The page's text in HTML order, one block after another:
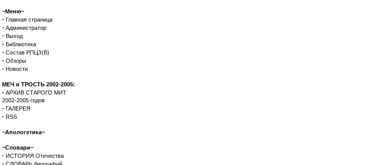
~Меню~
· Главная страница
· Администратор
· Выход
· Библиотека
· Состав РПЦЗ(В)
· Обзоры
· Новости
МЕЧ и ТРОСТЬ 2002-2005:
· АРХИВ СТАРОГО МИТ
2002-2005 годов
· ГАЛЕРЕЯ
· RSS
~Апологетика~
~Словари~
· ИСТОРИЯ Отечества